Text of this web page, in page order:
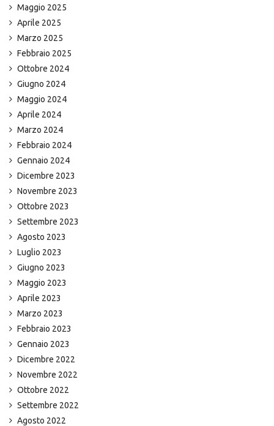
Maggio 2025
Aprile 2025
Marzo 2025
Febbraio 2025
Ottobre 2024
Giugno 2024
Maggio 2024
Aprile 2024
Marzo 2024
Febbraio 2024
Gennaio 2024
Dicembre 2023
Novembre 2023
Ottobre 2023
Settembre 2023
Agosto 2023
Luglio 2023
Giugno 2023
Maggio 2023
Aprile 2023
Marzo 2023
Febbraio 2023
Gennaio 2023
Dicembre 2022
Novembre 2022
Ottobre 2022
Settembre 2022
Agosto 2022